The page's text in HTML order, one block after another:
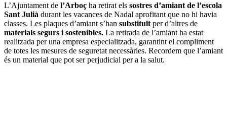
L’Ajuntament de l’Arboç ha retirat els sostres d’amiant de l’escola
Sant Julià durant les vacances de Nadal aprofitant que no hi havia
classes. Les plaques d’amiant s’han substituït per d’altres de
materials segurs i sostenibles. La retirada de l’amiant ha estat
realitzada per una empresa especialitzada, garantint el compliment
de totes les mesures de seguretat necessàries. Recordem que l’amiant
és un material que pot ser perjudicial per a la salut.